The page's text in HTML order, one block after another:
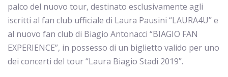
palco del nuovo tour, destinato esclusivamente agli
iscritti al fan club ufficiale di Laura Pausini “LAURA4U” e
al nuovo fan club di Biagio Antonacci “BIAGIO FAN
EXPERIENCE”, in possesso di un biglietto valido per uno
dei concerti del tour “Laura Biagio Stadi 2019”.